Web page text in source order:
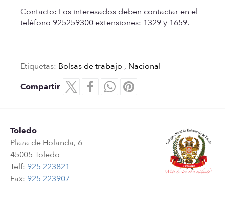
Contacto: Los interesados deben contactar en el
teléfono 925259300 extensiones: 1329 y 1659.
Etiquetas: Bolsas de trabajo , Nacional
Compartir
Toledo
Plaza de Holanda, 6
45005 Toledo
Telf: 925 223821
Fax: 925 223907